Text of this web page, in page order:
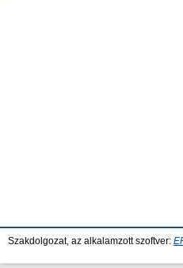
Szakdolgozat, az alkalamzott szoftver: